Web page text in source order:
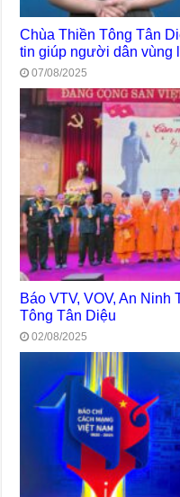
Chùa Thiền Tông Tân
tin giúp người dân vùng
07/08/2025
Báo VTV, VOV, An
Tông Tân Diệu
02/08/2025